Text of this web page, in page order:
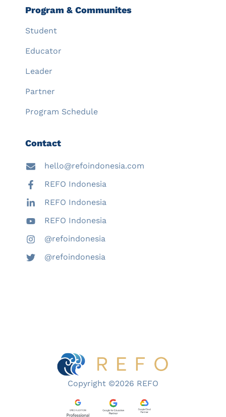
Program & Communites
Student
Educator
Leader
Partner
Program Schedule
Contact
hello@refoindonesia.com
REFO Indonesia
REFO Indonesia
REFO Indonesia
@refoindonesia
@refoindonesia
Copyright ©2026 REFO